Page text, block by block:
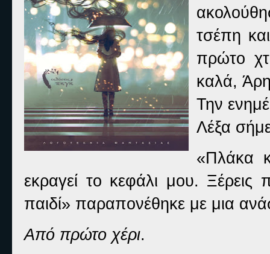
τσέπη
πρώτο
καλά,
Την
Λέξα
«Πλάκα
εκραγεί το κεφάλι μου.
παιδί» παραπονέθηκε με μια
Από πρώτο χέρι.